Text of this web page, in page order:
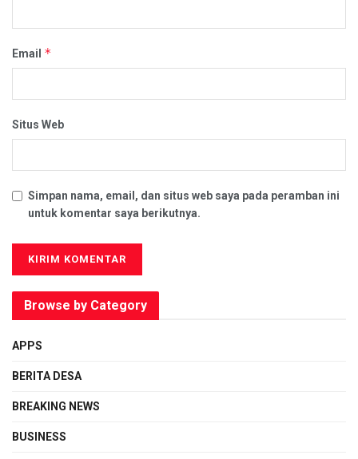
Email *
Situs Web
Simpan nama, email, dan situs web saya pada peramban ini
untuk komentar saya berikutnya.
Browse by Category
APPS
BERITA DESA
BREAKING NEWS
BUSINESS